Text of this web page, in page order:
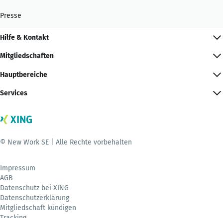
Presse
Hilfe & Kontakt
Mitgliedschaften
Hauptbereiche
Services
© New Work SE | Alle Rechte vorbehalten
Impressum
AGB
Datenschutz bei XING
Datenschutzerklärung
Mitgliedschaft kündigen